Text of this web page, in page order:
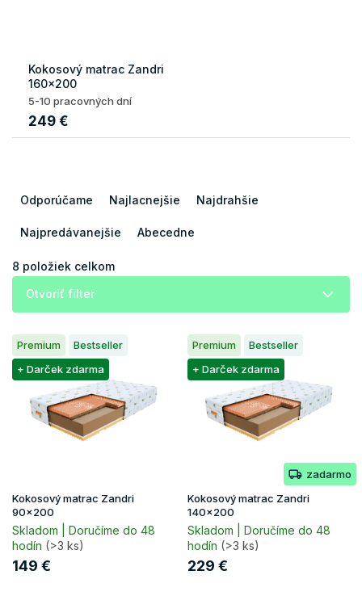
Kokosový matrac Zandri
160x200
5-10 pracovných dní
249 €
i
o
d
u
Odporúčame Najlacnejšie Najdrahšie
Najpredávanejšie Abecedne
8 položiek celkom
Otvoriť filter
V
ý
p
u
k
t
o
v
Premium
Bestseller
+ Darček zdarma
Kokosový matrac Zandri
90x200
Skladom | Doručíme do 48
hodín (>3 ks)
149 €
Premium
Bestseller
+ Darček zdarma
zadarmo
Kokosový matrac Zandri
140x200
Skladom | Doručíme do 48
hodín (>3 ks)
229 €